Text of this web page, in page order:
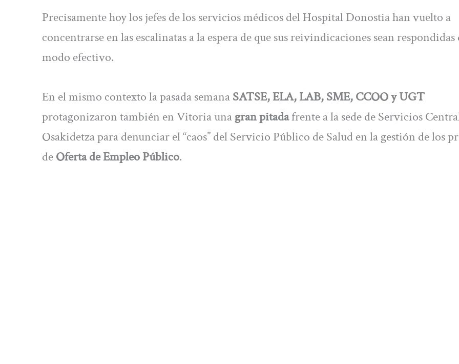
Precisamente hoy los jefes de los servicios médicos del Hospital Donostia han vuelto a
concentrarse en las escalinatas a la espera de que sus reivindicaciones sean respondidas
modo efectivo.
En el mismo contexto la pasada semanaSATSE, ELA, LAB, SME, CCOO y UGT
protagonizaron también en Vitoria unagran pitadafrente a la sede de Servicios
Osakidetza para denunciar el “caos” del Servicio Público de Salud en la gestión de los
deOferta de Empleo Público.